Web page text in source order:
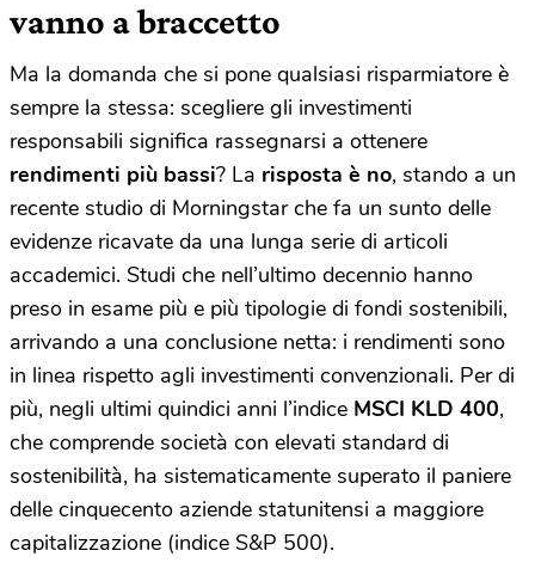
vanno a braccetto
Ma la domanda che si pone qualsiasi risparmiatore è
sempre la stessa: scegliere gli investimenti
responsabili significa rassegnarsi a ottenere
rendimenti più bassi? La risposta è no, stando a un
recente studio di Morningstar che fa un sunto delle
evidenze ricavate da una lunga serie di articoli
accademici. Studi che nell’ultimo decennio hanno
preso in esame più e più tipologie di fondi sostenibili,
arrivando a una conclusione netta: i rendimenti sono
in linea rispetto agli investimenti convenzionali. Per di
più, negli ultimi quindici anni l’indice MSCI KLD 400,
che comprende società con elevati standard di
sostenibilità, ha sistematicamente superato il paniere
delle cinquecento aziende statunitensi a maggiore
capitalizzazione (indice S&P 500).